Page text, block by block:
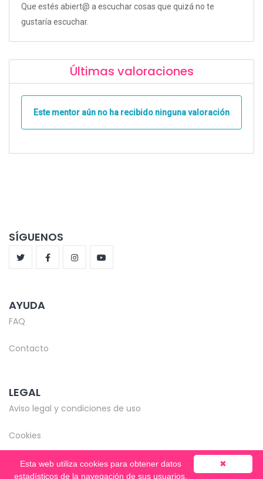
Que estés abiert@ a escuchar cosas que quizá no te
gustaría escuchar.
Últimas valoraciones
Este mentor aún no ha recibido ninguna valoración
SÍGUENOS
AYUDA
FAQ
Contacto
LEGAL
Aviso legal y condiciones de uso
Cookies
✖
Esta web utiliza cookies para obtener datos
estadísticos de la navegación de sus usuarios.